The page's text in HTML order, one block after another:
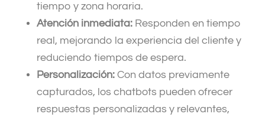
tiempo y zona horaria.
Atención inmediata: Responden en tiempo
real, mejorando la experiencia del cliente y
reduciendo tiempos de espera.
Personalización: Con datos previamente
capturados, los chatbots pueden ofrecer
respuestas personalizadas y relevantes,